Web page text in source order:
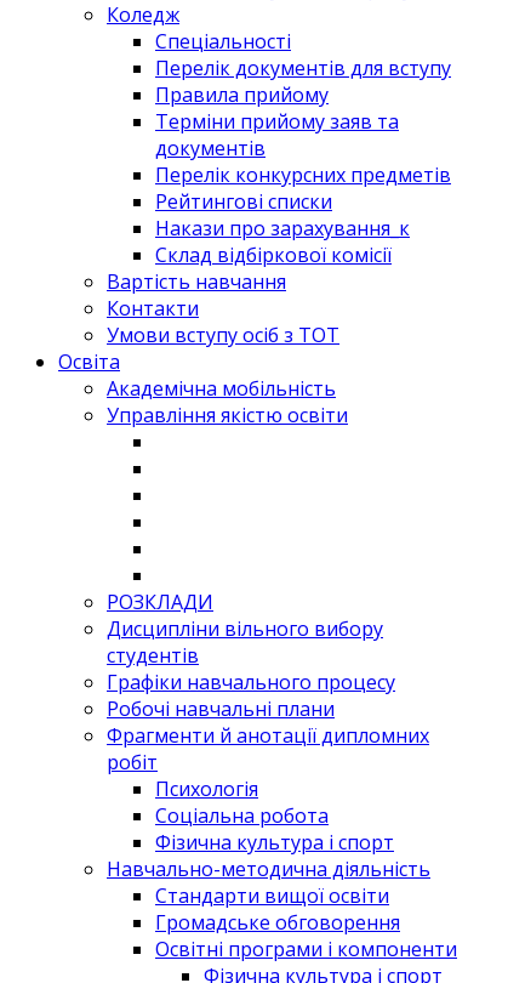
Коледж
Спеціальності
Перелік документів для вступу
Правила прийому
Терміни прийому заяв та
документів
Перелік конкурсних предметів
Рейтингові списки
Накази про зарахування_к
Склад відбіркової комісії
Вартість навчання
Контакти
Умови вступу осіб з ТОТ
Освіта
Академічна мобільність
Управління якістю освіти
РОЗКЛАДИ
Дисципліни вільного вибору
студентів
Графіки навчального процесу
Робочі навчальні плани
Фрагменти й анотації дипломних
робіт
Психологія
Соціальна робота
Фізична культура і спорт
Навчально-методична діяльність
Стандарти вищої освіти
Громадське обговорення
Освітні програми і компоненти
Фізична культура і спорт